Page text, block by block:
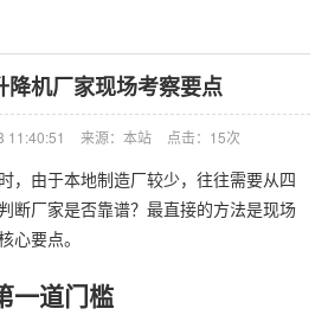
降机厂家现场考察要点
11:40:51 来源：本站 点击：15次
，由于本地制造厂较少，往往需要从四
断厂家是否靠谱？最直接的方法是现场
心要点。
一道门槛